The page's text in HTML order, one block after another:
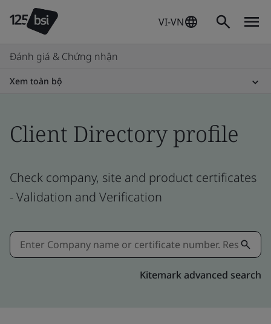
VI-VN
Đánh giá & Chứng nhận
Xem toàn bộ
Client Directory profile
Check company, site and product certificates
- Validation and Verification
Kitemark advanced search